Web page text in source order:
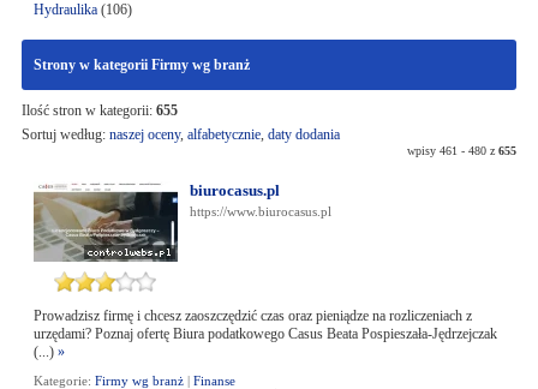
Hydraulika(106)
Strony w kategorii Firmy wg branż
Ilość stron w kategorii: 655
Sortuj według: naszej oceny, alfabetycznie, daty dodania
wpisy 461 - 480 z655
biurocasus.pl
https://www.biurocasus.pl
Prowadzisz firmę i chcesz zaoszczędzić czas oraz pieniądze na rozliczeniach z
urzędami? Poznaj ofertę Biura podatkowego Casus Beata Pospieszała-Jędrzejczak
(...) »
Kategorie: Firmy wg branż| Finanse